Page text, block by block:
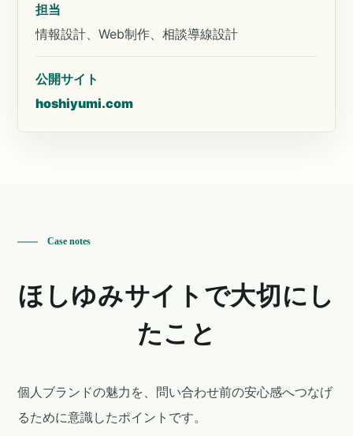
担当
情報設計、Web制作、相談導線設計
公開サイト
hoshiyumi.com
Case notes
ほしゆみサイトで大切にし
たこと
個人ブランドの魅力を、問い合わせ前の安心感へつなげ
るために意識したポイントです。